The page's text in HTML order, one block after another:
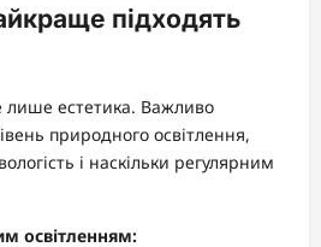
підходять
естетика. Важливо
природного освітлення,
і наскільки регулярним
освітленням: